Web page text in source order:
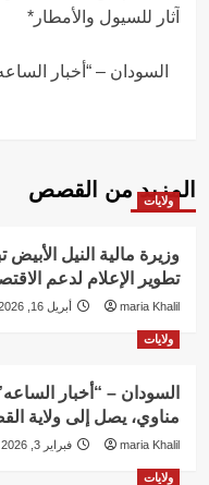
آثار للسيول والأمطار*
السودان – “أخبار
المزيد من القصص
ولايات
وزيرة مالية النيل
تطوير الإعلام لدعم
maria Khalil أبريل 16, 2026
ولايات
السودان – “أخبار
مناوي، يصل إلى ولاية
maria Khalil فبراير 3, 2026
ولايات